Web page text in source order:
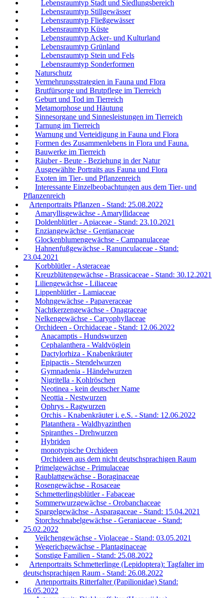
Lebensraumtyp Stadt und Siedlungsbereich
Lebensraumtyp Stillgewässer
Lebensraumtyp Fließgewässer
Lebensraumtyp Küste
Lebensraumtyp Acker- und Kulturland
Lebensraumtyp Grünland
Lebensraumtyp Stein und Fels
Lebensraumtyp Sonderformen
Naturschutz
Vermehrungsstrategien in Fauna und Flora
Brutfürsorge und Brutpflege im Tierreich
Geburt und Tod im Tierreich
Metamorphose und Häutung
Sinnesorgane und Sinnesleistungen im Tierreich
Tarnung im Tierreich
Warnung und Verteidigung in Fauna und Flora
Formen des Zusammenlebens in Flora und Fauna.
Bauwerke im Tierreich
Räuber - Beute - Beziehung in der Natur
Ausgewählte Portraits aus Fauna und Flora
Exoten im Tier- und Pflanzenreich
Interessante Einzelbeobachtungen aus dem Tier- und
Pflanzenreich
Artenportraits Pflanzen - Stand: 25.08.2022
Amaryllisgewächse - Amaryllidaceae
Doldenblütler - Apiaceae - Stand: 23.10.2021
Enziangewächse - Gentianaceae
Glockenblumengewächse - Campanulaceae
Hahnenfußgewächse - Ranunculaceae - Stand:
23.04.2021
Korbblütler - Asteraceae
Kreuzblütengewächse - Brassicaceae - Stand: 30.12.2021
Liliengewächse - Liliaceae
Lippenblütler - Lamiaceae
Mohngewächse - Papaveraceae
Nachtkerzengewächse - Onagraceae
Nelkengewächse - Caryophyllaceae
Orchideen - Orchidaceae - Stand: 12.06.2022
Anacamptis - Hundswurzen
Cephalanthera - Waldvöglein
Dactylorhiza - Knabenkräuter
Epipactis - Stendelwurzen
Gymnadenia - Händelwurzen
Nigritella - Kohlröschen
Neotinea - kein deutscher Name
Neottia - Nestwurzen
Ophrys - Ragwurzen
Orchis - Knabenkräuter i. e.S. - Stand: 12.06.2022
Platanthera - Waldhyazinthen
Spiranthes - Drehwurzen
Hybriden
monotypische Orchideen
Orchideen aus dem nicht deutschsprachigen Raum
Primelgewächse - Primulaceae
Raublattgewächse - Boraginaceae
Rosengewächse - Rosaceae
Schmetterlingsblütler - Fabaceae
Sommerwurzgewächse - Orobanchaceae
Spargelgewächse - Asparagaceae - Stand: 15.04.2021
Storchschnabelgewächse - Geraniaceae - Stand:
25.02.2022
Veilchengewächse - Violaceae - Stand: 03.05.2021
Wegerichgewächse - Plantaginaceae
Sonstige Familien - Stand: 25.08.2022
Artenportraits Schmetterlinge (Lepidoptera): Tagfalter im
deutschsprachigen Raum - Stand: 26.08.2022
Artenportraits Ritterfalter (Papilionidae) Stand:
16.05.2022